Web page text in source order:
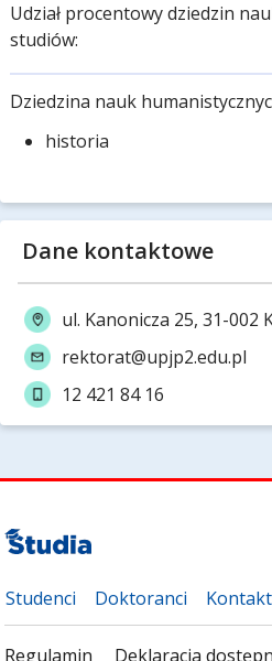
Udział procentowy dziedzin
studiów:
Dziedzina nauk
historia
Dane kontaktowe
ul. Kanonicza 25, 31-002
rektorat@upjp2.edu.pl
12 421 84 16
Studenci Doktoranci Kontakt
Regulamin
Deklaracja